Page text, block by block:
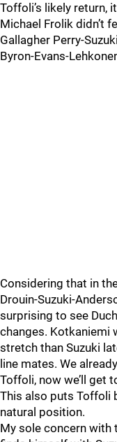
Toffoli’s likely return,
Michael Frolik didn’t
Gallagher Perry-
Byron-Evans-
Considering that in
Drouin-Suzuki-
surprising to see
changes. Kotkaniemi
stretch than Suzuki
line mates. We
Toffoli, now we’ll get
This also puts Toffoli
natural position.
My sole concern with